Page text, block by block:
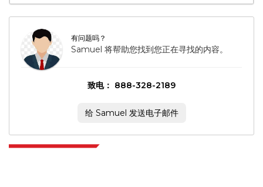
有问题吗？
Samuel 将帮助您找到您正在寻找的内容。
致电： 888-328-2189
给 Samuel 发送电子邮件